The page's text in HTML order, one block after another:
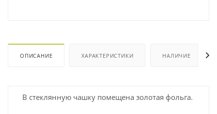
ОПИСАНИЕ ХАРАКТЕРИСТИКИ НАЛИЧИЕ
В стеклянную чашку помещена золотая фольга.